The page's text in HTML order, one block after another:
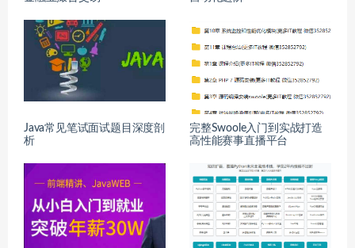
Java常见笔试面试题目深度剖
析
完整Swoole入门到实战打造
高性能赛事直播平台